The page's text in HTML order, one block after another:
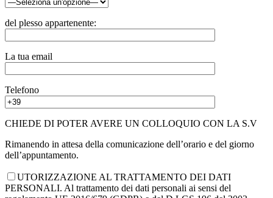
del plesso appartenente:
La tua email
Telefono
CHIEDE DI POTER AVERE UN COLLOQUIO CON LA S.V
Rimanendo in attesa della comunicazione dell’orario e del giorno
dell’appuntamento.
UTORIZZAZIONE AL TRATTAMENTO DEI DATI
PERSONALI. Al trattamento dei dati personali ai sensi del